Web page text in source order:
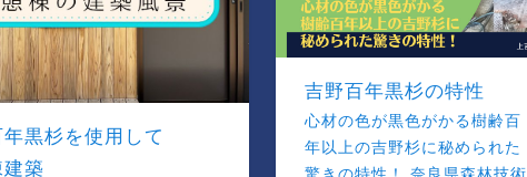
黒杉を使用して
築
吉野百年黒杉の特性
心材の色が黒色がかる樹齢百
年以上の吉野杉に秘められた